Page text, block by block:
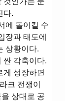
다.
에 돌이킬 수
장과 태도에
상황이다.
싼 각축이다.
게 성장하면
크 전쟁이
상대로 공